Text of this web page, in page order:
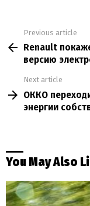
more
Previous article
Renault
версию
Next article
ОККО
энергии
You May Also